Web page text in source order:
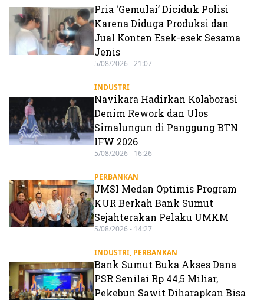
Pria ‘Gemulai’ Diciduk Polisi
Karena Diduga Produksi dan
Jual Konten Esek-esek Sesama
Jenis
5/08/2026 - 21:07
INDUSTRI
Navikara Hadirkan Kolaborasi
Denim Rework dan Ulos
Simalungun di Panggung BTN
IFW 2026
5/08/2026 - 16:26
PERBANKAN
JMSI Medan Optimis Program
KUR Berkah Bank Sumut
Sejahterakan Pelaku UMKM
5/08/2026 - 14:27
INDUSTRI, PERBANKAN
Bank Sumut Buka Akses Dana
PSR Senilai Rp 44,5 Miliar,
Pekebun Sawit Diharapkan Bisa